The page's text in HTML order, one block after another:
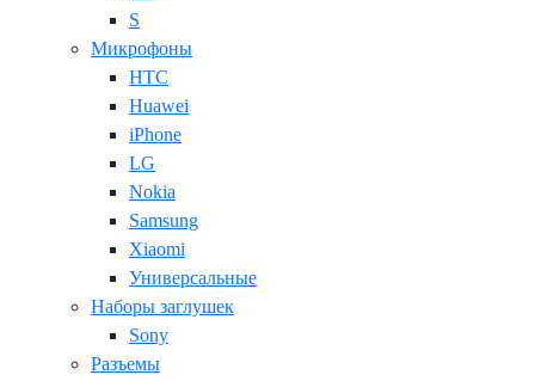
S
Микрофоны
HTC
Huawei
iPhone
LG
Nokia
Samsung
Xiaomi
Универсальные
Наборы заглушек
Sony
Разъемы